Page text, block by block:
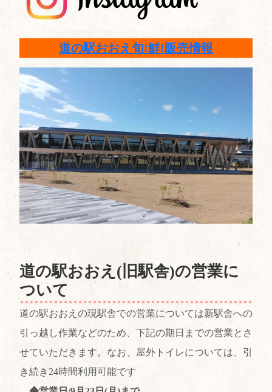
道の駅おおえ旬!鮮!販売情報
道の駅おおえ(旧駅舎)の営業に
ついて
道の駅おおえの現駅舎での営業については新駅舎への
引っ越し作業などのため、下記の期日までの営業とさ
せていただきます。なお、屋外トイレについては、引
き続き24時間利用可能です